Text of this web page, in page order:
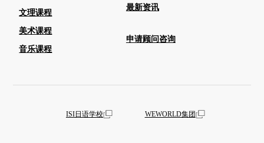
文理课程
美术课程
音乐课程
最新资讯
申请顾问咨询
ISI日语学校 WEWORLD集团